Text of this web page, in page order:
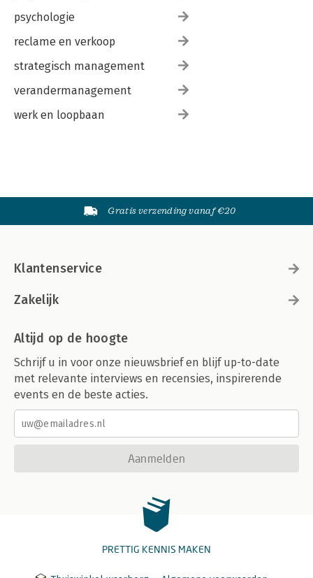
psychologie
reclame en verkoop
strategisch management
verandermanagement
werk en loopbaan
Gratis verzending vanaf €20
Klantenservice
Zakelijk
Altijd op de hoogte
Schrijf u in voor onze nieuwsbrief en blijf up-to-date
met relevante interviews en recensies, inspirerende
events en de beste acties.
Aanmelden
PRETTIG KENNIS MAKEN